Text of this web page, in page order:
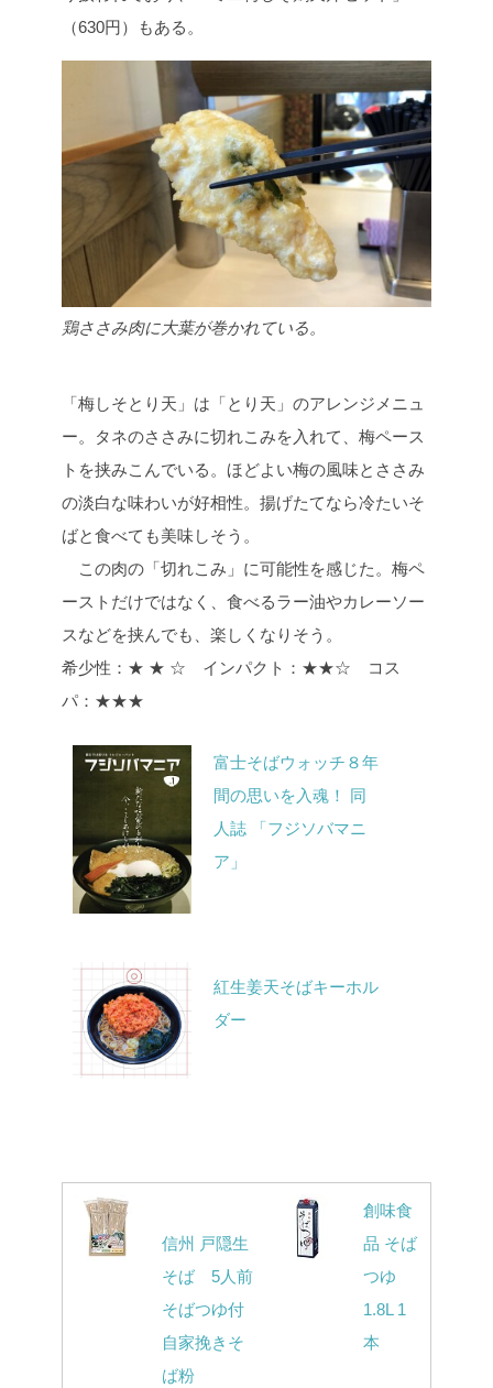
（630円）もある。
鶏ささみ肉に大葉が巻かれている。
「梅しそとり天」は「とり天」のアレンジメニュ
ー。タネのささみに切れこみを入れて、梅ペース
トを挟みこんでいる。ほどよい梅の風味とささみ
の淡白な味わいが好相性。揚げたてなら冷たいそ
ばと食べても美味しそう。
この肉の「切れこみ」に可能性を感じた。梅ペ
ーストだけではなく、食べるラー油やカレーソー
スなどを挟んでも、楽しくなりそう。
希少性：★ ★ ☆ インパクト：★★☆ コス
パ：★★★
富士そばウォッチ８年
間の思いを入魂！ 同
人誌 「フジソバマニ
ア」
紅生姜天そばキーホル
ダー
信州 戸隠生
そば 5人前
そばつゆ付
自家挽きそ
ば粉
創味食
品 そば
つゆ
1.8L 1
本